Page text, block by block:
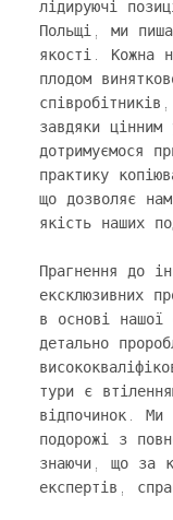
THIS IS TIME
лідируючі
Польщі, ми
якості. Кожна
плодом
завдяки
дотримуємося
практику
що дозволяє
якість наших
Прагнення до
ексклюзивних
в основі нашої
детально
тури є
відпочинок. Ми
подорожі з
знаючи, що за
експертів,